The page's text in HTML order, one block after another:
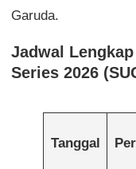
Garuda.
Jadwal
Series 2026
Tanggal